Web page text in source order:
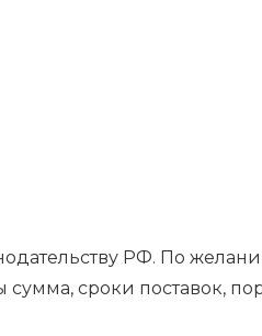
РФ. По
сроки поставок,